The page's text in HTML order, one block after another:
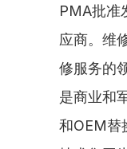
PMA批准
应商。维
修服务的
是商业和
和OEM替